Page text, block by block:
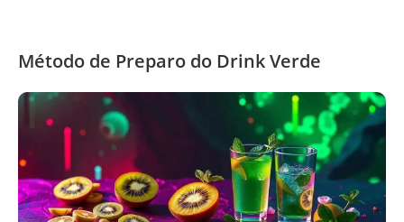
Método de Preparo do Drink Verde